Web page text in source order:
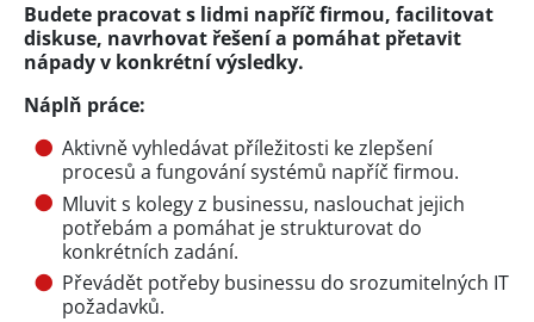
Budete pracovat s lidmi napříč firmou, facilitovat
diskuse, navrhovat řešení a pomáhat přetavit
nápady v konkrétní výsledky.
Náplň práce:
Aktivně vyhledávat příležitosti ke zlepšení
procesů a fungování systémů napříč firmou.
Mluvit s kolegy z businessu, naslouchat jejich
potřebám a pomáhat je strukturovat do
konkrétních zadání.
Převádět potřeby businessu do srozumitelných IT
požadavků.